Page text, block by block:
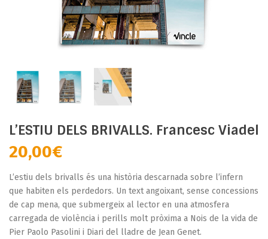
L’ESTIU DELS BRIVALLS. Francesc Viadel
20,00€
L’estiu dels brivalls és una història descarnada sobre l’infern
que habiten els perdedors. Un text angoixant, sense concessions
de cap mena, que submergeix al lector en una atmosfera
carregada de violència i perills molt pròxima a Nois de la vida de
Pier Paolo Pasolini i Diari del lladre de Jean Genet.